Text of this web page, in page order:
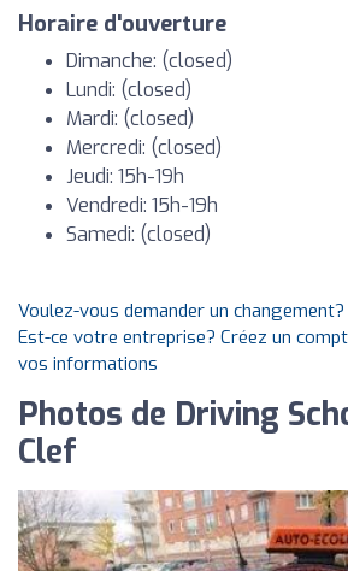
Horaire d'ouverture
Dimanche: (closed)
Lundi: (closed)
Mardi: (closed)
Mercredi: (closed)
Jeudi: 15h-19h
Vendredi: 15h-19h
Samedi: (closed)
Voulez-vous demander un changement?
Est-ce votre entreprise? Créez un
vos informations
Photos de Driving
Clef